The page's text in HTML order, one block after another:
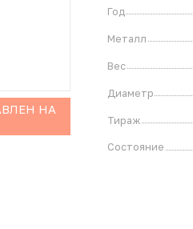
НА
Год
Металл
Вес
Диаметр
Тираж
Состояние